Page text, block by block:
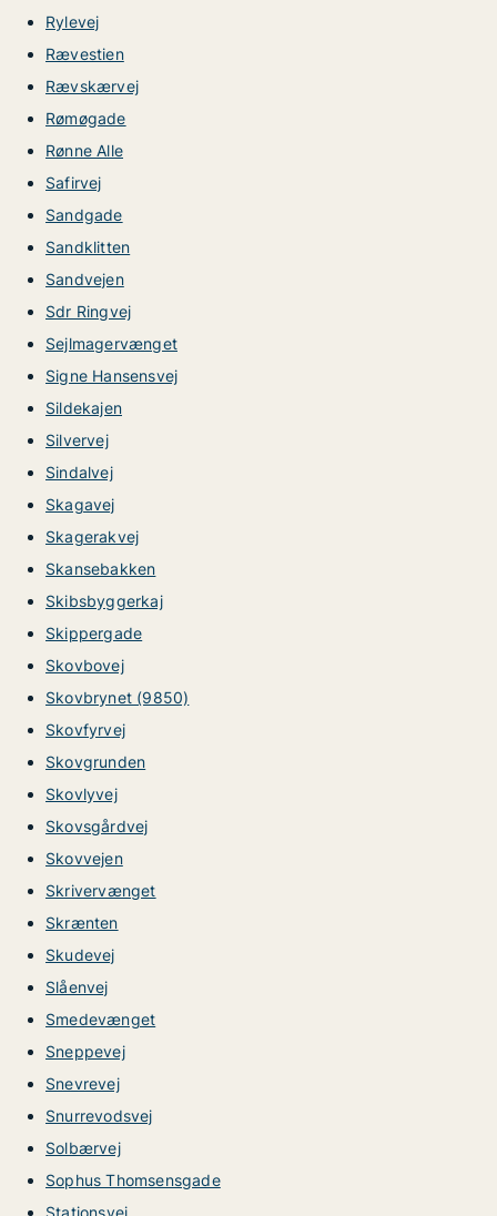
Rylevej
Rævestien
Rævskærvej
Rømøgade
Rønne Alle
Safirvej
Sandgade
Sandklitten
Sandvejen
Sdr Ringvej
Sejlmagervænget
Signe Hansensvej
Sildekajen
Silvervej
Sindalvej
Skagavej
Skagerakvej
Skansebakken
Skibsbyggerkaj
Skippergade
Skovbovej
Skovbrynet (9850)
Skovfyrvej
Skovgrunden
Skovlyvej
Skovsgårdvej
Skovvejen
Skrivervænget
Skrænten
Skudevej
Slåenvej
Smedevænget
Sneppevej
Snevrevej
Snurrevodsvej
Solbærvej
Sophus Thomsensgade
Stationsvej